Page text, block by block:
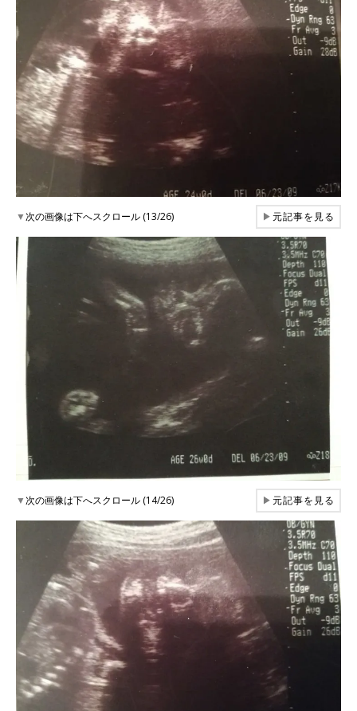
▼次の画像は下へスクロール (13/26) ▶元記事を見る
▼次の画像は下へスクロール (14/26) ▶元記事を見る